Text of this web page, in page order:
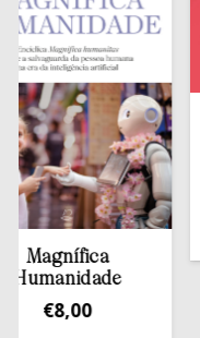
Magnífica
Humanidade
8,00